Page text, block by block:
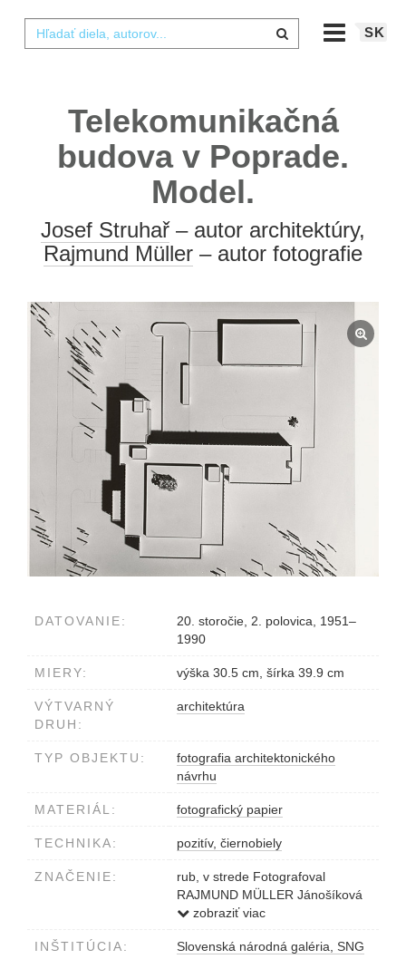
SK
Telekomunikačná
budova v Poprade.
Model.
Josef Struhař– autor architektúry,
Rajmund Müller – autor fotografie
DATOVANIE:
20. storočie, 2. polovica, 1951–
1990
MIERY: výška 30.5 cm, šírka 39.9 cm
VÝTVARNÝ
DRUH:
architektúra
TYP OBJEKTU:
fotografia architektonického
návrhu
MATERIÁL: fotografický papier
TECHNIKA: pozitív, čiernobiely
ZNAČENIE:
rub, v strede Fotografoval
RAJMUND MÜLLER Jánošíková
č. 19 pošta Nové Košariská
zobraziť viac
INŠTITÚCIA: Slovenská národná galéria, SNG